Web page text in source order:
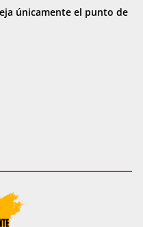
únicamente el punto de